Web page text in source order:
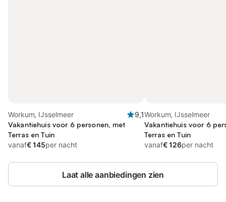
Workum, IJsselmeer
9,1
Vakantiehuis voor 6 personen, met
Terras en Tuin
vanaf€ 145per nacht
Workum, IJsselmeer
Vakantiehuis voor 6
Terras en Tuin
vanaf€ 126per nacht
Laat alle aanbiedingen zien